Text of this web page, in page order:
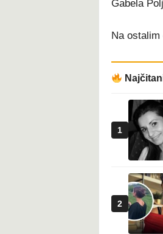
Gabela
Na
1
2